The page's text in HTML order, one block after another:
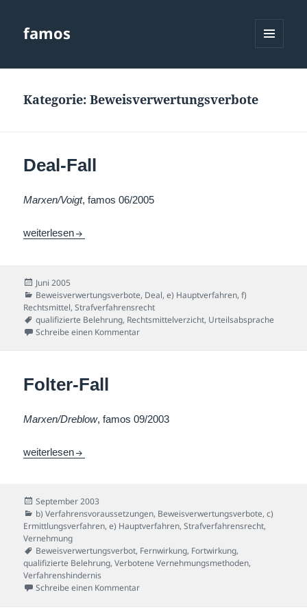
famos
Kategorie:Beweisverwertungsverbote
Deal-Fall
Marxen/Voigt, famos 06/2005
Deal-Fall
weiterlesen
Veröffentlicht
am
Juni 2005
Kategorien
Beweisverwertungsverbote, Deal,e) Hauptverfahren,f)
Rechtsmittel,Strafverfahrensrecht
Schlagwörter
qualifizierte Belehrung, Rechtsmittelverzicht, Urteilsabsprache
Schreibe einen Kommentarzu Deal-Fall
Folter-Fall
Marxen/Dreblow, famos 09/2003
Folter-Fall
weiterlesen
Veröffentlicht
am
September 2003
Kategorien
b) Verfahrensvoraussetzungen, Beweisverwertungsverbote,c)
Ermittlungsverfahren,e) Hauptverfahren,Strafverfahrensrecht,
Vernehmung
Schlagwörter
Beweisverwertungsverbot, Fernwirkung, Fortwirkung,
qualifizierte Belehrung,Verbotene Vernehmungsmethoden,
Verfahrenshindernis
Schreibe einen Kommentarzu Folter-Fall